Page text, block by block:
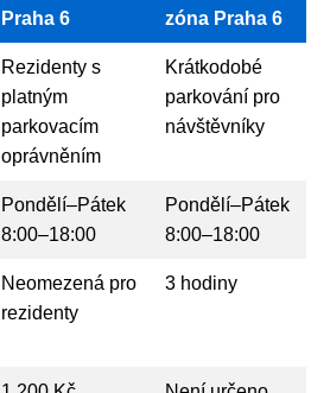
Praha 6
zóna Praha 6
Rezidenty s
platným
parkovacím
oprávněním
Krátkodobé
parkování pro
návštěvníky
Pondělí–Pátek
8:00–18:00
Pondělí–Pátek
8:00–18:00
Neomezená pro
rezidenty
3 hodiny